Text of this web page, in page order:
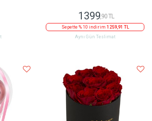
1399,90 TL
Sepette % 10 indirim 1259,91 TL
Aynı Gün Teslimat